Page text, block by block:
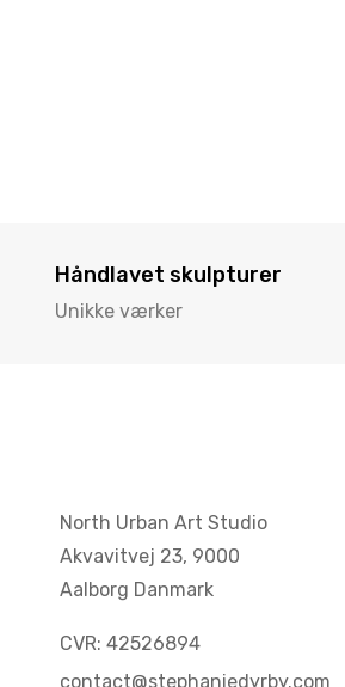
Håndlavet skulpturer
Unikke værker
North Urban Art Studio
Akvavitvej 23, 9000
Aalborg Danmark
CVR: 42526894
contact@stephaniedyrby.com